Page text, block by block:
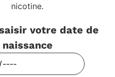
nicotine.
votre date de
naissance